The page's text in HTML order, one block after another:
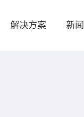
解决方案 新闻